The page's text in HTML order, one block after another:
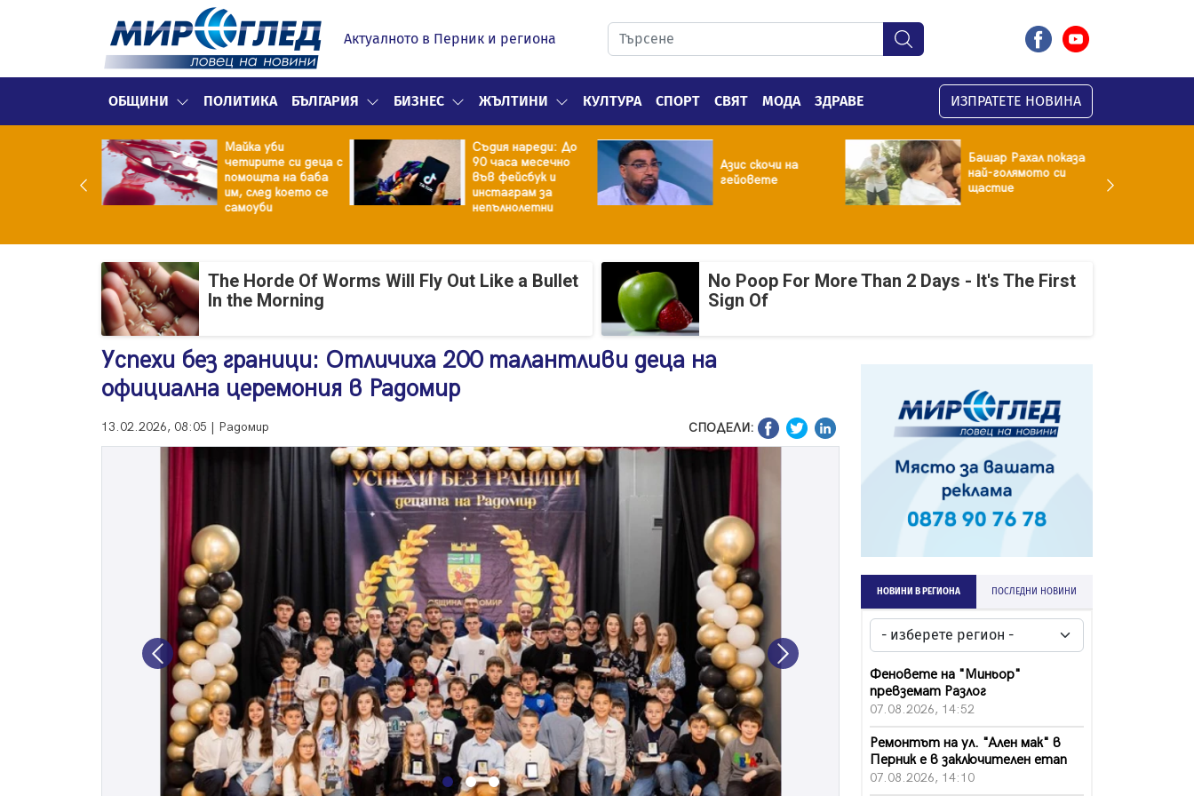
Актуалното в Перник и региона
ОБЩИНИ ПОЛИТИКА БЪЛГАРИЯ БИЗНЕС ЖЪЛТИНИ КУЛТУРА СПОРТ СВЯТ МОДА ЗДРАВЕ ИЗПРАТЕТЕ НОВИНА
и полово
Майка уби
четирите си деца с
помощта на баба
им, след което се
самоуби
Съдия нареди: До
90 часа месечно
във фейсбук и
инстаграм за
непълнолетни
Азис скочи на
гейовете
Башар Рахал показа
най-голямото си
щастие
The Horde Of Worms Will Fly Out Like a Bullet
In the Morning
No Poop For More Than 2 Days - It's The First
Sign Of
Успехи без граници: Отличиха 200 талантливи деца на
официална церемония в Радомир
13.02.2026, 08:05 | Радомир СПОДЕЛИ:
Previous Next
НОВИНИ В РЕГИОНА ПОСЛЕДНИ НОВИНИ
Феновете на "Миньор"
превземат Разлог
07.08.2026, 14:52
Ремонтът на ул. "Ален мак" в
Перник е в заключителен етап
07.08.2026, 14:10